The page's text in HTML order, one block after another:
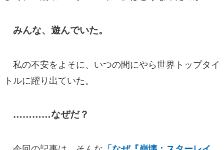
みんな、遊んでいた。
私の不安をよそに、いつの間にやら世界トップタイ
トルに躍り出ていた。
…………なぜだ？